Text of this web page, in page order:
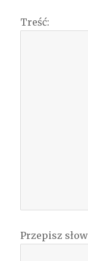
Treść:
Przepisz